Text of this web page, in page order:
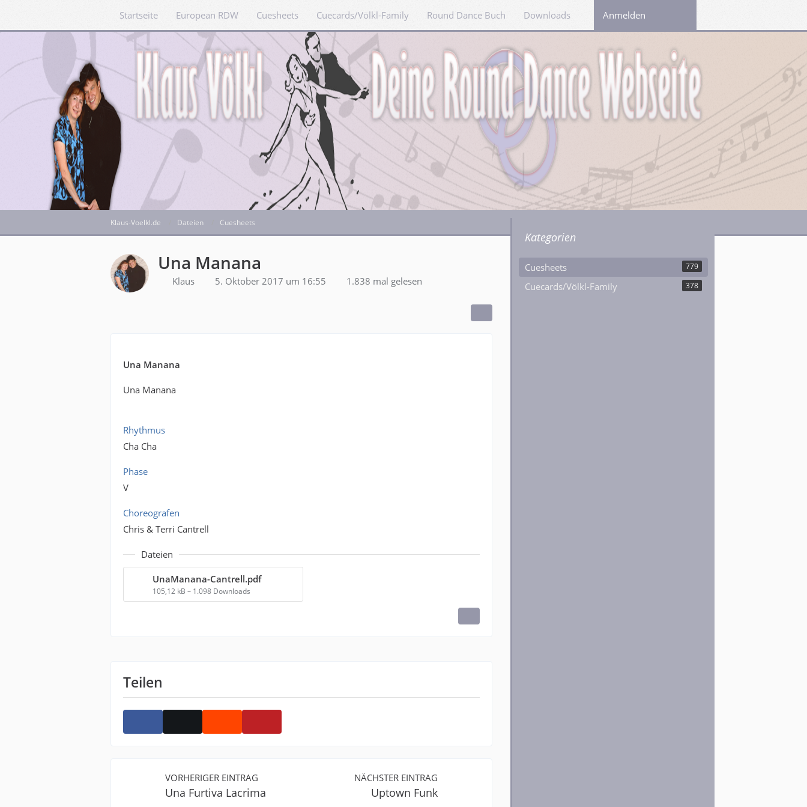
Startseite European RDW Cuesheets Cuecards/Völkl-Family Round Dance Buch Downloads LinksAnmelden
Klaus-Voelkl.de Dateien Cuesheets
Una Manana
Klaus 5. Oktober 2017 um 16:55 1.838 mal gelesen
Una Manana
Una Manana
Rhythmus
Cha Cha
Phase
V
Choreografen
Chris & Terri Cantrell
Dateien
UnaManana-Cantrell.pdf
105,12 kB – 1.098 Downloads
Teilen
VORHERIGER EINTRAG
Una Furtiva Lacrima
NÄCHSTER EINTRAG
Uptown Funk
Kategorien
Cuesheets 779
Cuecards/Völkl-Family 378